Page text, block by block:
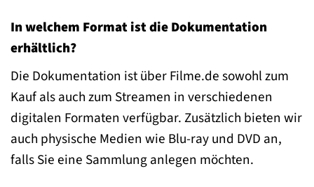
In welchem Format ist die Dokumentation
erhältlich?
Die Dokumentation ist über Filme.de sowohl zum
Kauf als auch zum Streamen in verschiedenen
digitalen Formaten verfügbar. Zusätzlich bieten wir
auch physische Medien wie Blu-ray und DVD an,
falls Sie eine Sammlung anlegen möchten.